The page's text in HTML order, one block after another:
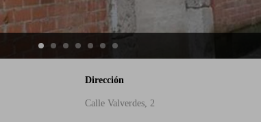
Dirección
Calle Valverdes, 2